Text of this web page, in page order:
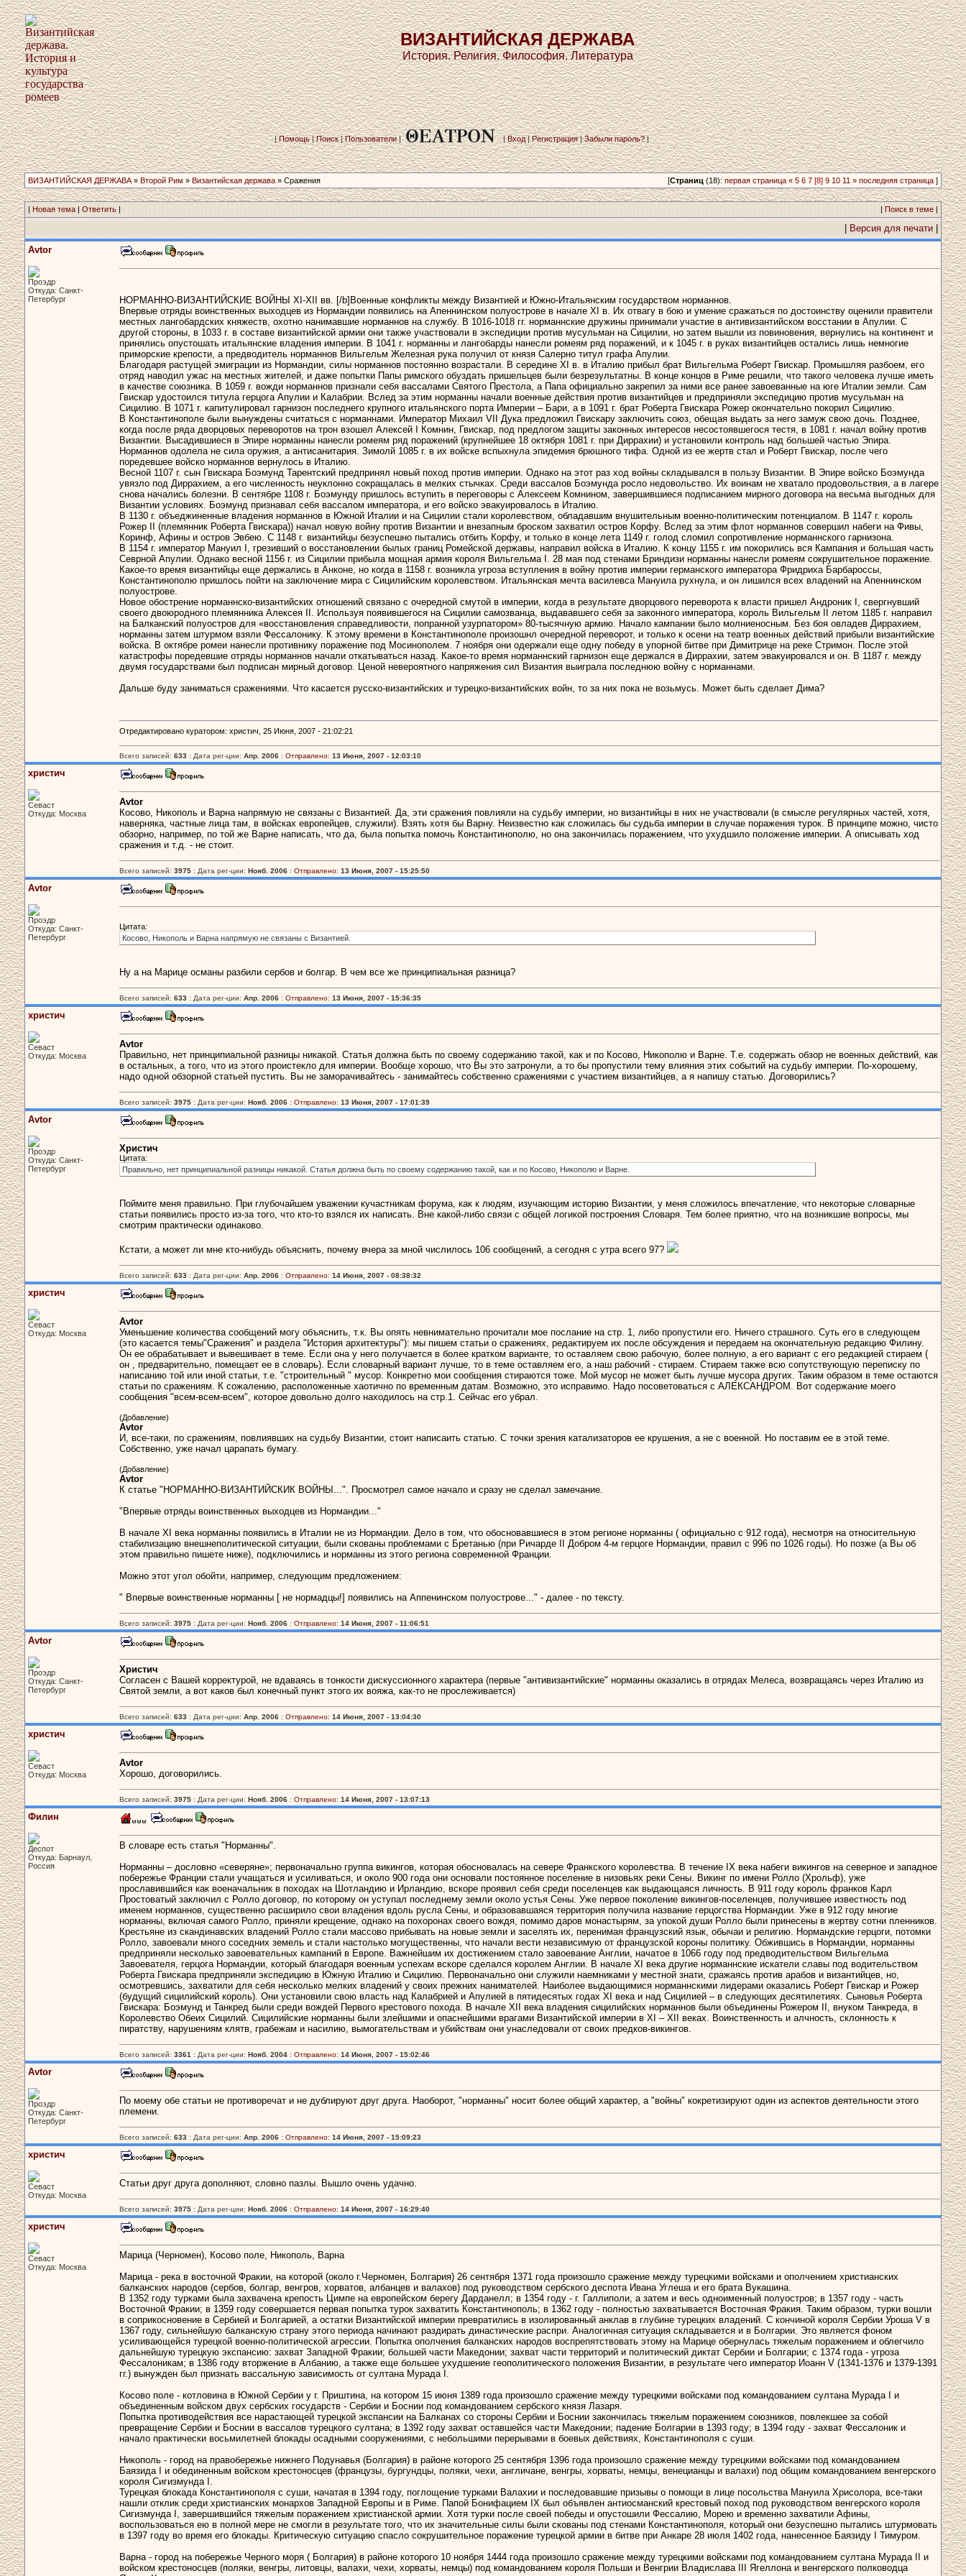
ВИЗАНТИЙСКАЯ ДЕРЖАВА
История. Религия. Философия. Литература
|Помощь|Поиск|Пользователи| |Вход|Регистрация|Забыли пароль?|
ВИЗАНТИЙСКАЯ ДЕРЖАВА » Второй Рим » Византийская держава » Сражения [Страниц (18): первая страница « 5 6 7 [8] 9 10 11 » последняя страница ]
| Новая тема|Ответить | |Поиск в теме|
Версия для печати
Avtor
Проэдр
Откуда: Санкт-
Петербург
НОРМАННО-ВИЗАНТИЙСКИЕ ВОЙНЫ XI-XII вв. [/b]Военные конфликты между Византией и Южно-Итальянским государством норманнов.
Впервые отряды воинственных выходцев из Нормандии появились на Апеннинском полуострове в начале XI в. Их отвагу в бою и умение сражаться по достоинству оценили правители
местных лангобардских княжеств, охотно нанимавшие норманнов на службу. В 1016-1018 гг. норманнские дружины принимали участие в антивизантийском восстании в Апулии. С
другой стороны, в 1033 г. в составе византийской армии они также участвовали в экспедиции против мусульман на Сицилии, но затем вышли из повиновения, вернулись на континент и
принялись опустошать итальянские владения империи. В 1041 г. норманны и лангобарды нанесли ромеям ряд поражений, и к 1045 г. в руках византийцев остались лишь немногие
приморские крепости, а предводитель норманнов Вильгельм Железная рука получил от князя Салерно титул графа Апулии.
Благодаря растущей эмиграции из Нормандии, силы норманнов постоянно возрастали. В середине XI в. в Италию прибыл брат Вильгельма Роберт Гвискар. Промышляя разбоем, его
отряд наводил ужас на местных жителей, и даже попытки Папы римского обуздать пришельцев были безрезультатны. В конце концов в Риме решили, что такого человека лучше иметь
в качестве союзника. В 1059 г. вожди норманнов признали себя вассалами Святого Престола, а Папа официально закрепил за ними все ранее завоеванные на юге Италии земли. Сам
Гвискар удостоился титула герцога Апулии и Калабрии. Вслед за этим норманны начали военные действия против византийцев и предприняли экспедицию против мусульман на
Сицилию. В 1071 г. капитулировал гарнизон последнего крупного итальянского порта Империи – Бари, а в 1091 г. брат Роберта Гвискара Рожер окончательно покорил Сицилию.
В Константинополе были вынуждены считаться с норманнами. Император Михаил VII Дука предложил Гвискару заключить союз, обещая выдать за него замуж свою дочь. Позднее,
когда после ряда дворцовых переворотов на трон взошел Алексей I Комнин, Гвискар, под предлогом защиты законных интересов несостоявшегося тестя, в 1081 г. начал войну против
Византии. Высадившиеся в Эпире норманны нанесли ромеям ряд поражений (крупнейшее 18 октября 1081 г. при Диррахии) и установили контроль над большей частью Эпира.
Норманнов одолела не сила оружия, а антисанитария. Зимолй 1085 г. в их войске вспыхнула эпидемия брюшного тифа. Одной из ее жертв стал и Роберт Гвискар, после чего
поредевшее войско норманнов вернулось в Италию.
Весной 1107 г. сын Гвискара Боэмунд Тарентский предпринял новый поход против империи. Однако на этот раз ход войны складывался в пользу Византии. В Эпире войско Боэмунда
увязло под Диррахием, а его численность неуклонно сокращалась в мелких стычках. Среди вассалов Боэмунда росло недовольство. Их воинам не хватало продовольствия, а в лагере
снова начались болезни. В сентябре 1108 г. Боэмунду пришлось вступить в переговоры с Алексеем Комнином, завершившиеся подписанием мирного договора на весьма выгодных для
Византии условиях. Боэмунд признавал себя вассалом императора, и его войско эвакуировалось в Италию.
В 1130 г. объеджиненные владения норманнов в Южной Италии и на Сицилии стали королевством, обладавшим внушительным военно-политическим потенциалом. В 1147 г. король
Рожер II (племянник Роберта Гвискара)) начал новую войну против Византии и внезапным броском захватил остров Корфу. Вслед за этим флот норманнов совершил набеги на Фивы,
Коринф, Афины и остров Эвбею. С 1148 г. византийцы безуспешно пытались отбить Корфу, и только в конце лета 1149 г. голод сломил сопротивление норманнского гарнизона.
В 1154 г. император Мануил I, грезивший о восстановлении былых границ Ромейской державы, направил войска в Италию. К концу 1155 г. им покорились вся Кампания и большая часть
Севрной Апулии. Однако весной 1156 г. из Сицилии прибыла мощная армия короля Вильгельма I. 28 мая под стенами Бриндизи норманны нанесли ромеям сокрушительное поражение.
Какое-то время византийцы еще держались в Анконе, но когда в 1158 г. возникла угроза вступления в войну против империи германского императора Фридриха Барбароссы,
Константинополю пришлось пойти на заключение мира с Сицилийским королевством. Итальянская мечта василевса Мануила рухнула, и он лишился всех владений на Апеннинском
полуострове.
Новое обострение норманнско-византийских отношений связано с очередной смутой в империи, когда в результате дворцового переворота к власти пришел Андроник I, свергнувший
своего двоюродного племянника Алексея II. Используя появившегося на Сицилии самозванца, выдававшего себя за законного императора, король Вильгельм II летом 1185 г. направил
на Балканский полуостров для «восстановления справедливости, попранной узурпатором» 80-тысячную армию. Начало кампании было молниеносным. Без боя овладев Диррахием,
норманны затем штурмом взяли Фессалонику. К этому времени в Константинополе произошнл очередной переворот, и только к осени на театр военных действий прибыли византийские
войска. В октябре ромеи нанесли противнику поражение под Мосинополем. 7 ноября они одержали еще одну победу в упорной битве при Димитрице на реке Стримон. После этой
катастрофы поредевшие отряды норманнов начали откатываться назад. Какое-то время норманнский гарнизон еще держался в Диррахии, затем эвакуировался и он. В 1187 г. между
двумя государствами был подписан мирный договор. Ценой невероятного напряжения сил Византия выиграла последнюю войну с норманнами.
Дальше буду заниматься сражениями. Что касается русско-византийских и турецко-византийских войн, то за них пока не возьмусь. Может быть сделает Дима?
Отредактировано куратором: христич, 25 Июня, 2007 - 21:02:21
Всего записей: 633 : Дата рег-ции: Апр. 2006 : Отправлено: 13 Июня, 2007 - 12:03:10
христич
Севаст
Откуда: Москва
Avtor
Косово, Никополь и Варна напрямую не связаны с Византией. Да, эти сражения повлияли на судьбу империи, но византийцы в них не участвовали (в смысле регулярных частей, хотя,
наверняка, частные лица там, в войсках европейцев, служили). Взять хотя бы Варну. Неизвестно как сложилась бы судьба империи в случае поражения турок. В принципе можно, чисто
обзорно, например, по той же Варне написать, что да, была попытка помочь Константинополю, но она закончилась поражением, что ухудшило положение империи. А описывать ход
сражения и т.д. - не стоит.
Всего записей: 3975 : Дата рег-ции: Нояб. 2006 : Отправлено: 13 Июня, 2007 - 15:25:50
Avtor
Проэдр
Откуда: Санкт-
Петербург
Цитата:
Косово, Никополь и Варна напрямую не связаны с Византией.
Ну а на Марице османы разбили сербов и болгар. В чем все же принципиальная разница?
Всего записей: 633 : Дата рег-ции: Апр. 2006 : Отправлено: 13 Июня, 2007 - 15:36:35
христич
Севаст
Откуда: Москва
Avtor
Правильно, нет принципиальной разницы никакой. Статья должна быть по своему содержанию такой, как и по Косово, Никополю и Варне. Т.е. содержать обзор не военных действий, как
в остальных, а того, что из этого проистекло для империи. Вообще хорошо, что Вы это затронули, а то бы пропустили тему влияния этих событий на судьбу империи. По-хорошему,
надо одной обзорной статьей пустить. Вы не заморачивайтесь - занимайтесь собственно сражениями с участием византийцев, а я напишу статью. Договорились?
Всего записей: 3975 : Дата рег-ции: Нояб. 2006 : Отправлено: 13 Июня, 2007 - 17:01:39
Avtor
Проэдр
Откуда: Санкт-
Петербург
Христич
Цитата:
Правильно, нет принципиальной разницы никакой. Статья должна быть по своему содержанию такой, как и по Косово, Никополю и Варне.
Поймите меня правильно. При глубочайшем уважении кучастникам форума, как к людям, изучающим историю Византии, у меня сложилось впечатление, что некоторые словарные
статьи появились просто из-за того, что кто-то взялся их написать. Вне какой-либо связи с общей логикой построения Словаря. Тем более приятно, что на возникшие вопросы, мы
смотрим практически одинаково.
Кстати, а может ли мне кто-нибудь объяснить, почему вчера за мной числилось 106 сообщений, а сегодня с утра всего 97?
Всего записей: 633 : Дата рег-ции: Апр. 2006 : Отправлено: 14 Июня, 2007 - 08:38:32
христич
Севаст
Откуда: Москва
Avtor
Уменьшение количества сообщений могу объяснить, т.к. Вы опять невнимательно прочитали мое послание на стр. 1, либо пропустили его. Ничего страшного. Суть его в следующем
(это касается темы"Сражения" и раздела "История архитектуры"): мы пишем статьи о сражениях, редактируем их после обсуждения и передаем на окончательную редакцию Филину.
Он ее обрабатывает и вывешивает в теме. Если она у него получается в более кратком варианте, то оставляем свою рабочую, более полную, а его вариант с его редакцией стираем (
он , предварительно, помещает ее в словарь). Если словарный вариант лучше, то в теме оставляем его, а наш рабочий - стираем. Стираем также всю сопутствующую переписку по
написанию той или иной статьи, т.е. "строительный " мусор. Конкретно мои сообщения стираются тоже. Мой мусор не может быть лучше мусора других. Таким образом в теме остаются
статьи по сражениям. К сожалению, расположенные хаотично по временным датам. Возможно, это исправимо. Надо посоветоваться с АЛЕКСАНДРОМ. Вот содержание моего
сообщения "всем-всем-всем", которое довольно долго находилось на стр.1. Сейчас его убрал.
(Добавление)
Avtor
И, все-таки, по сражениям, повлиявших на судьбу Византии, стоит написаить статью. С точки зрения катализаторов ее крушения, а не с военной. Но поставим ее в этой теме.
Собственно, уже начал царапать бумагу.
(Добавление)
Avtor
К статье "НОРМАННО-ВИЗАНТИЙСКИК ВОЙНЫ...". Просмотрел самое начало и сразу не сделал замечание.
"Впервые отряды воинственных выходцев из Нормандии..."
В начале XI века норманны появились в Италии не из Нормандии. Дело в том, что обосновавшиеся в этом регионе норманны ( официально с 912 года), несмотря на относительную
стабилизацию внешнеполитической ситуации, были скованы проблемами с Бретанью (при Ричарде II Добром 4-м герцоге Нормандии, правил с 996 по 1026 годы). Но позже (а Вы об
этом правильно пишете ниже), подключились и норманны из этого региона современной Франции.
Можно этот угол обойти, например, следующим предложением:
" Впервые воинственные норманны [ не нормадцы!] появились на Аппенинском полуострове..." - далее - по тексту.
Всего записей: 3975 : Дата рег-ции: Нояб. 2006 : Отправлено: 14 Июня, 2007 - 11:06:51
Avtor
Проэдр
Откуда: Санкт-
Петербург
Христич
Согласен с Вашей корректурой, не вдаваясь в тонкости дискуссионного характера (первые "антивизантийские" норманны оказались в отрядах Мелеса, возвращаясь через Италию из
Святой земли, а вот каков был конечный пункт этого их вояжа, как-то не прослеживается)
Всего записей: 633 : Дата рег-ции: Апр. 2006 : Отправлено: 14 Июня, 2007 - 13:04:30
христич
Севаст
Откуда: Москва
Avtor
Хорошо, договорились.
Всего записей: 3975 : Дата рег-ции: Нояб. 2006 : Отправлено: 14 Июня, 2007 - 13:07:13
Филин
Деспот
Откуда: Барнаул,
Россия
В словаре есть статья "Норманны".
Норманны – дословно «северяне»; первоначально группа викингов, которая обосновалась на севере Франкского королевства. В течение IX века набеги викингов на северное и западное
побережье Франции стали учащаться и усиливаться, и около 900 года они основали постоянное поселение в низовьях реки Сены. Викинг по имени Ролло (Хрольф), уже
прославившийся как военачальник в походах на Шотландию и Ирландию, вскоре проявил себя среди поселенцев как выдающаяся личность. В 911 году король франков Карл
Простоватый заключил с Ролло договор, по которому он уступал последнему земли около устья Сены. Уже первое поколение викингов-поселенцев, получившее известность под
именем норманнов, существенно расширило свои владения вдоль русла Сены, и образовавшаяся территория получила название герцогства Нормандии. Уже в 912 году многие
норманны, включая самого Ролло, приняли крещение, однако на похоронах своего вождя, помимо даров монастырям, за упокой души Ролло были принесены в жертву сотни пленников.
Крестьяне из скандинавских владений Ролло стали массово прибывать на новые земли и заселять их, перенимая французский язык, обычаи и религию. Нормандские герцоги, потомки
Ролло, завоевали много соседних земель и стали настолько могущественны, что начали вести независимую от французской короны политику. Обжившись в Нормандии, норманны
предприняли несколько завоевательных кампаний в Европе. Важнейшим их достижением стало завоевание Англии, начатое в 1066 году под предводительством Вильгельма
Завоевателя, герцога Нормандии, который благодаря военным успехам вскоре сделался королем Англии. В начале XI века другие норманнские искатели славы под водительством
Роберта Гвискара предприняли экспедицию в Южную Италию и Сицилию. Первоначально они служили наемниками у местной знати, сражаясь против арабов и византийцев, но,
осмотревшись, захватили для себя несколько мелких владений у своих прежних нанимателей. Наиболее выдающимися норманнскими лидерами оказались Роберт Гвискар и Рожер
(будущий сицилийский король). Они установили свою власть над Калабрией и Апулией в пятидесятых годах XI века и над Сицилией – в следующих десятилетиях. Сыновья Роберта
Гвискара: Боэмунд и Танкред были среди вождей Первого крестового похода. В начале XII века владения сицилийских норманнов были объединены Рожером II, внуком Танкреда, в
Королевство Обеих Сицилий. Сицилийские норманны были злейшими и опаснейшими врагами Византийской империи в XI – XII веках. Воинственность и алчность, склонность к
пиратству, нарушениям клятв, грабежам и насилию, вымогательствам и убийствам они унаследовали от своих предков-викингов.
Всего записей: 3361 : Дата рег-ции: Нояб. 2004 : Отправлено: 14 Июня, 2007 - 15:02:46
Avtor
Проэдр
Откуда: Санкт-
Петербург
По моему обе статьи не противоречат и не дублируют друг друга. Наоборот, "норманны" носит более общий характер, а "войны" кокретизируют один из аспектов деятельности этого
племени.
Всего записей: 633 : Дата рег-ции: Апр. 2006 : Отправлено: 14 Июня, 2007 - 15:09:23
христич
Севаст
Откуда: Москва
Статьи друг друга дополняют, словно пазлы. Вышло очень удачно.
Всего записей: 3975 : Дата рег-ции: Нояб. 2006 : Отправлено: 14 Июня, 2007 - 16:29:40
христич
Севаст
Откуда: Москва
Марица (Черномен), Косово поле, Никополь, Варна
Марица - река в восточной Фракии, на которой (около г.Черномен, Болгария) 26 сентября 1371 года произошло сражение между турецкими войсками и ополчением христианских
балканских народов (сербов, болгар, венгров, хорватов, албанцев и валахов) под руководством сербского деспота Ивана Углеша и его брата Вукашина.
В 1352 году турками была захвачена крепость Цимпе на европейском берегу Дарданелл; в 1354 году - г. Галлиполи, а затем и весь одноименный полуостров; в 1357 году - часть
Восточной Фракии; в 1359 году совершается первая попытка турок захватить Константинополь; в 1362 году - полностью захватывается Восточная Фракия. Таким образом, турки вошли
в соприкосновение в Сербией и Болгарией, а остатки Византийской империи превратились в изолированный анклав в глубине турецких владений. С кончиной короля Сербии Уроша V в
1367 году, сильнейшую балканскую страну этого периода начинают раздирать династические распри. Аналогичная ситуация складывается и в Болгарии. Это является фоном
усиливающейся турецкой военно-политической агрессии. Попытка ополчения балканских народов воспрепятствовать этому на Марице обернулась тяжелым поражением и облегчило
дальнейшую турецкую экспансию: захват Западной Фракии; большей части Македонии; захват части территорий и политический диктат Сербии и Болгарии; с 1374 года - угроза
Фессалоникам; в 1386 году вторжение в Албанию, а также еще большее ухудшение геополитического положения Византии, в результате чего император Иоанн V (1341-1376 и 1379-1391
гг.) вынужден был признать вассальную зависимость от султана Мурада I.
Косово поле - котловина в Южной Сербии у г. Приштина, на котором 15 июня 1389 года произошло сражение между турецкими войсками под командованием султана Мурада I и
объединенным войском двух сербских государств - Сербии и Боснии под командованием сербского князя Лазаря.
Попытка противодействия все нарастающей турецкой экспансии на Балканах со стороны Сербии и Боснии закончилась тяжелым поражением союзников, повлекшее за собой
превращение Сербии и Боснии в вассалов турецкого султана; в 1392 году захват оставшейся части Македонии; падение Болгарии в 1393 году; в 1394 году - захват Фессалоник и
начало практически восьмилетней блокады осадными сооружениями, с небольшими перерывами в боевых действиях, Константинополя с суши.
Никополь - город на правобережье нижнего Подунавья (Болгария) в районе которого 25 сентября 1396 года произошло сражение между турецкими войсками под командованием
Баязида I и обединенным войском крестоносцев (французы, бургундцы, поляки, чехи, англичане, венгры, хорваты, немцы, венецианцы и валахи) под общим командованием венгерского
короля Сигизмунда I.
Турецкая блокада Константинополя с суши, начатая в 1394 году, поглощение турками Валахии и последовавшие призывы о помощи в лице посольства Мануила Хрисолора, все-таки
нашли отклик среди христианских монархов Западной Европы и в Риме. Папой Бонифацием IX был объявлен антиосманский крестовый поход под руководством венгерского короля
Сигизмунда I, завершившийся тяжелым поражением христианской армии. Хотя турки после своей победы и опустошили Фессалию, Морею и временно захватили Афины,
воспользоваться ею в полной мере не смогли в результате того, что их значительные силы были скованы под стенами Константинополя, который они безуспешно пытались штурмовать
в 1397 году во время его блокады. Критическую ситуацию спасло сокрушительное поражение турецкой армии в битве при Анкаре 28 июля 1402 года, нанесенное Баязиду I Тимуром.
Варна - город на побережье Черного моря ( Болгария) в районе которого 10 ноября 1444 года произошло сражение между турецкими войсками под командованием султана Мурада II и
войском крестоносцев (поляки, венгры, литовцы, валахи, чехи, хорваты, немцы) под командованием короля Польши и Венгрии Владислава III Ягеллона и венгерского полководца